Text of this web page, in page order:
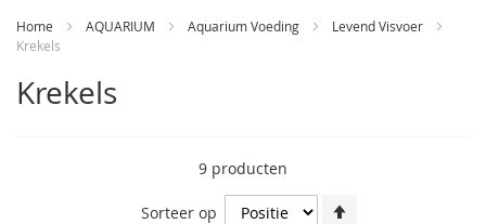
Home AQUARIUM Aquarium Voeding
Levend Visvoer
Krekels
Krekels
9 producten
Sorteer op